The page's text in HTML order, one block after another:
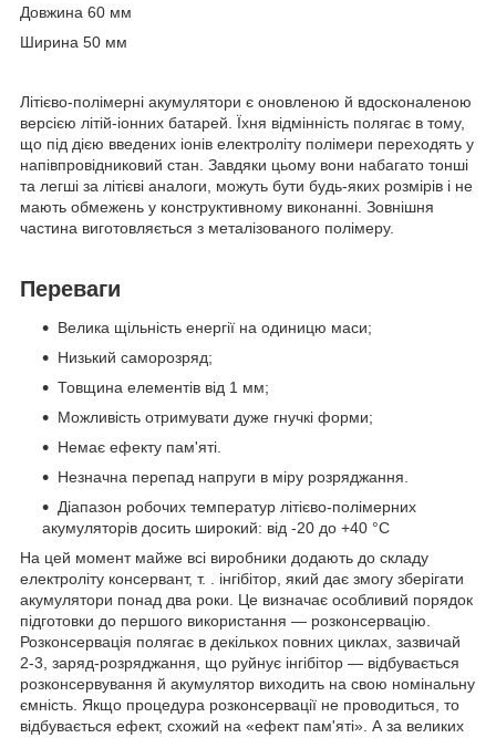
Довжина 60 мм
Ширина 50 мм
Літієво-полімерні акумулятори є оновленою й вдосконаленою
версією літій-іонних батарей. Їхня відмінність полягає в тому,
що під дією введених іонів електроліту полімери переходять у
напівпровідниковий стан. Завдяки цьому вони набагато тонші
та легші за літієві аналоги, можуть бути будь-яких розмірів і не
мають обмежень у конструктивному виконанні. Зовнішня
частина виготовляється з металізованого полімеру.
Переваги
Велика щільність енергії на одиницю маси;
Низький саморозряд;
Товщина елементів від 1 мм;
Можливість отримувати дуже гнучкі форми;
Немає ефекту пам'яті.
Незначна перепад напруги в міру розряджання.
Діапазон робочих температур літієво-полімерних
акумуляторів досить широкий: від -20 до +40 °C
На цей момент майже всі виробники додають до складу
електроліту консервант, т. . інгібітор, який дає змогу зберігати
акумулятори понад два роки. Це визначає особливий порядок
підготовки до першого використання — розконсервацію.
Розконсервація полягає в декількох повних циклах, зазвичай
2-3, заряд-розряджання, що руйнує інгібітор — відбувається
розконсервування й акумулятор виходить на свою номінальну
ємність. Якщо процедура розконсервації не проводиться, то
відбувається ефект, схожий на «ефект пам'яті». А за великих